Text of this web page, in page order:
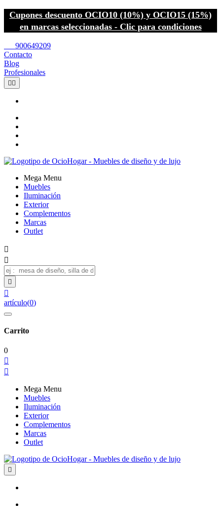
Cupones descuento OCIO10 (10%) y OCIO15 (15%)
en marcas seleccionadas - Clic para condiciones
900649209
Contacto
Blog
Profesionales
 
Mega Menu
Muebles
Iluminación
Exterior
Complementos
Marcas
Outlet




artículo(0)
Carrito
0


Mega Menu
Muebles
Iluminación
Exterior
Complementos
Marcas
Outlet
